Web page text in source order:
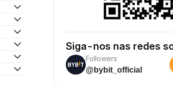
Siga-nos nas redes
Followers
@bybit_official